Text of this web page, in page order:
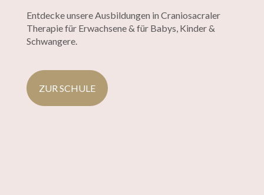
Entdecke unsere Ausbildungen in Craniosacraler
Therapie für Erwachsene & für Babys, Kinder &
Schwangere.
ZUR SCHULE